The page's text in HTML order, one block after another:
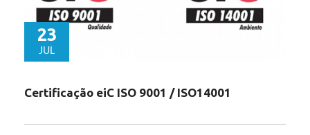
23
JUL
Certificação eiC ISO 9001 / ISO14001